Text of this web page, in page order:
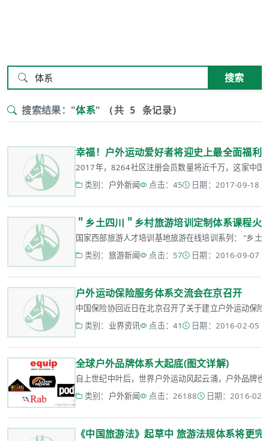
搜索
搜索结果："体系" (共 5 条记录)
幸福！户外运动爱好者将迎史上最全面福利
2017年，8264社区注册会员数量将近千万，这家中国
类别： 户外新闻 点击：45 日期：2017-09-18
＂乡土四川＂乡村旅游培训定制体系课程火
国家西部旅游人才培训基地旅游在线培训系列： "乡
类别： 旅游新闻 点击：57 日期：2016-09-07
户外运动保险服务体系交流会在京召开
中国保险协回近日在北京召开了关于建立户外运动保
类别： 业界资讯 点击：41 日期：2016-02-05
全球户外品牌体系大起底(图文详解)
自上世纪中叶后，世界户外运动风起云涌，户外品牌
类别： 户外新闻 点击：26188 日期：2016-02-
《中国旅游法》起草中 旅游法规体系将更完